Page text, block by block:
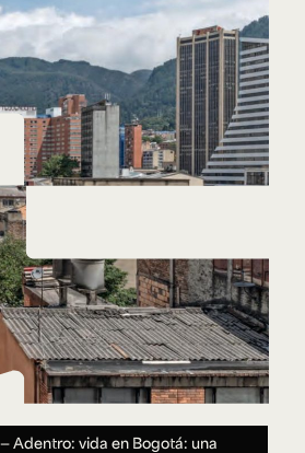
Adentro: vida en Bogotá: una